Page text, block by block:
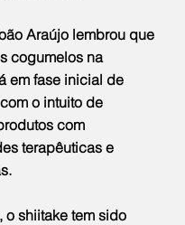
Araújo lembrou que
cogumelos na
em fase inicial de
o intuito de
com
terapêuticas e
o shiitake tem sido